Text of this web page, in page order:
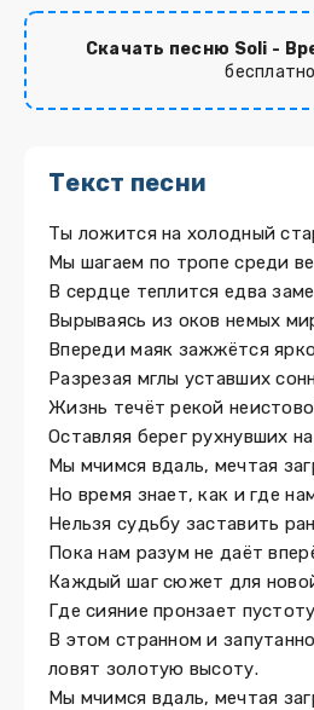
Скачать песню Soli -
бесплатно
Текст песни
Ты ложится на холодный
Мы шагаем по тропе среди
В сердце теплится едва
Вырываясь из оков немых
Впереди маяк зажжётся
Разрезая мглы уставших
Жизнь течёт рекой
Оставляя берег рухнувших
Мы мчимся вдаль, мечтая
Но время знает, как и где
Нельзя судьбу заставить
Пока нам разум не даёт
Каждый шаг сюжет для
Где сияние пронзает пустоту
В этом странном и
ловят золотую высоту.
Мы мчимся вдаль, мечтая